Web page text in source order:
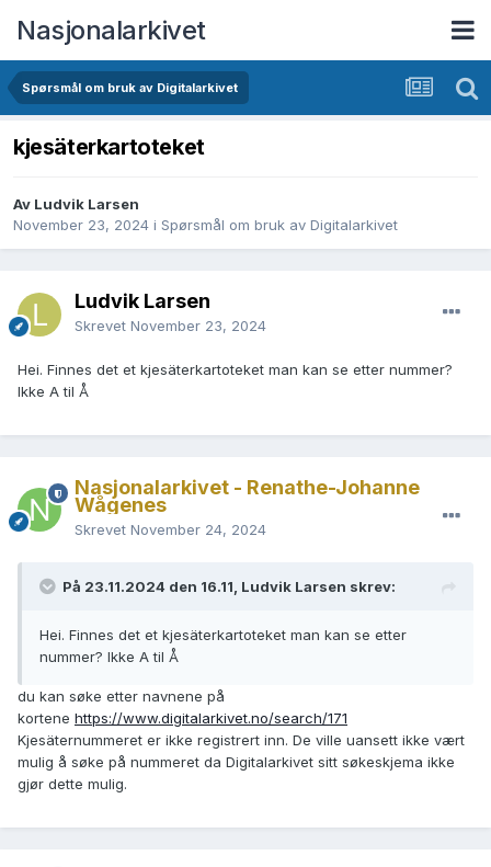
Nasjonalarkivet
Spørsmål om bruk av Digitalarkivet
kjesäterkartoteket
Av Ludvik Larsen
November 23, 2024 i Spørsmål om bruk av Digitalarkivet
Ludvik Larsen
Skrevet November 23, 2024
Hei. Finnes det et kjesäterkartoteket man kan se etter nummer?
Ikke A til Å
Nasjonalarkivet - Renathe-Johanne
Wågenes
Skrevet November 24, 2024
På 23.11.2024 den 16.11, Ludvik Larsen skrev:
Hei. Finnes det et kjesäterkartoteket man kan se etter
nummer? Ikke A til Å
du kan søke etter navnene på
kortene https://www.digitalarkivet.no/search/171
Kjesäternummeret er ikke registrert inn. De ville uansett ikke vært
mulig å søke på nummeret da Digitalarkivet sitt søkeskjema ikke
gjør dette mulig.